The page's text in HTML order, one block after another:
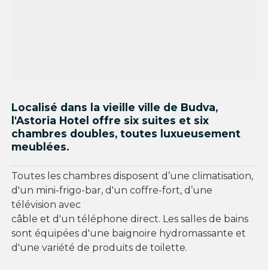
Localisé dans la vieille ville de Budva,
l'Astoria Hotel offre six suites et six
chambres doubles, toutes luxueusement
meublées.
Toutes les chambres disposent d’une climatisation,
d'un mini-frigo-bar, d'un coffre-fort, d’une
télévision avec
câble et d'un téléphone direct. Les salles de bains
sont équipées d'une baignoire hydromassante et
d'une variété de produits de toilette.